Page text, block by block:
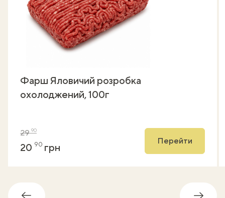
Фарш Яловичий розробка
охолоджений, 100г
2990
20 90 грн
Перейти